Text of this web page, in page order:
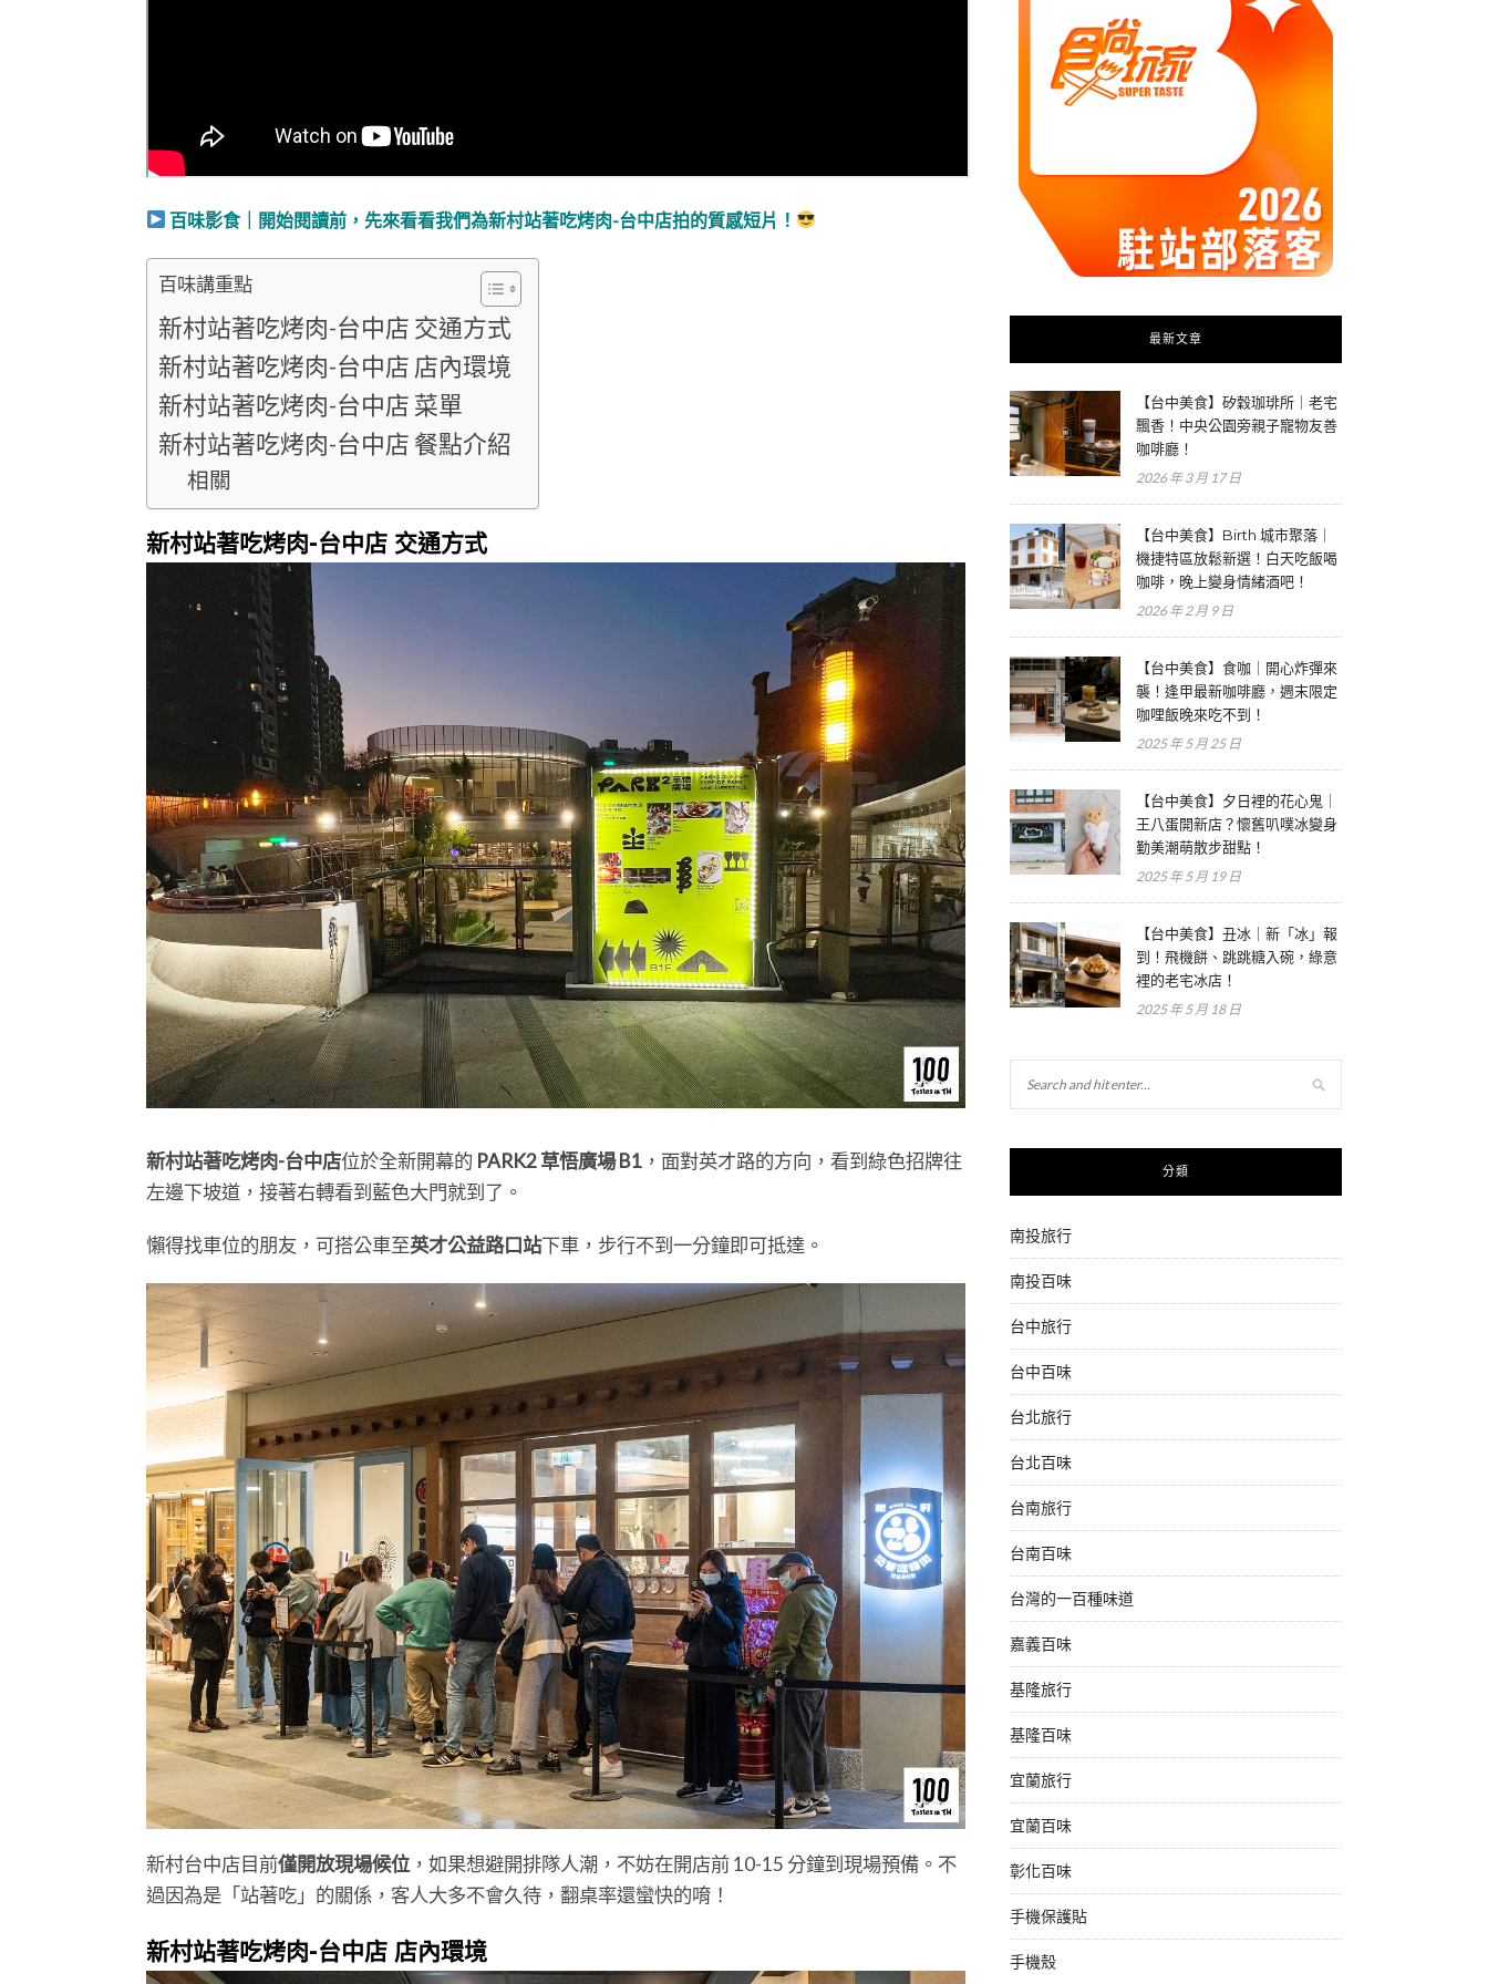
百味影食｜開始閱讀前，先來看看我們為新村站著吃烤肉-台中店拍的質感短片！
百味講重點
新村站著吃烤肉-台中店 交通方式
新村站著吃烤肉-台中店 店內環境
新村站著吃烤肉-台中店 菜單
新村站著吃烤肉-台中店 餐點介紹
相關
新村站著吃烤肉-台中店 交通方式
新村站著吃烤肉-台中店位於全新開幕的 PARK2 草悟廣場 B1 ，面對英才路的方向，看到綠色招牌往
左邊下坡道，接著右轉看到藍色大門就到了。
懶得找車位的朋友，可搭公車至英才公益路口站下車，步行不到一分鐘即可抵達。
新村台中店目前僅開放現場候位，如果想避開排隊人潮，不妨在開店前 10-15 分鐘到現場預備。不
過因為是「站著吃」的關係，客人大多不會久待，翻桌率還蠻快的唷！
新村站著吃烤肉-台中店 店內環境
最新文章
【台中美食】矽穀珈琲所｜老宅
飄香！中央公園旁親子寵物友善
咖啡廳！
2026 年 3 月 17 日
【台中美食】Birth 城市聚落｜
機捷特區放鬆新選！白天吃飯喝
咖啡，晚上變身情緒酒吧！
2026 年 2 月 9 日
【台中美食】食咖｜開心炸彈來
襲！逢甲最新咖啡廳，週末限定
咖哩飯晚來吃不到！
2025 年 5 月 25 日
【台中美食】夕日裡的花心鬼｜
王八蛋開新店？懷舊叭噗冰變身
勤美潮萌散步甜點！
2025 年 5 月 19 日
【台中美食】丑冰｜新「冰」報
到！飛機餅、跳跳糖入碗，綠意
裡的老宅冰店！
2025 年 5 月 18 日
分類
南投旅行
南投百味
台中旅行
台中百味
台北旅行
台北百味
台南旅行
台南百味
台灣的一百種味道
嘉義百味
基隆旅行
基隆百味
宜蘭旅行
宜蘭百味
彰化百味
手機保護貼
手機殼